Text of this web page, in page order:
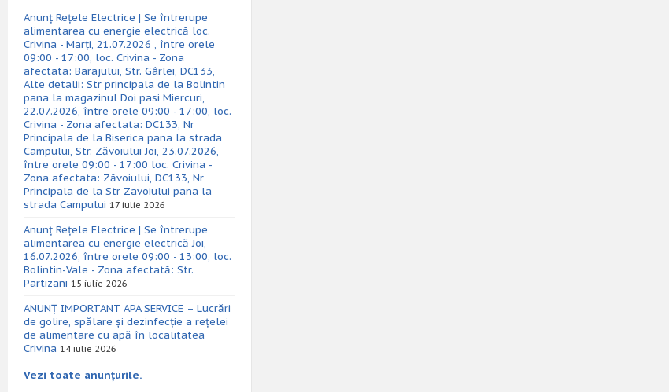
Anunț Rețele Electrice | Se întrerupe
alimentarea cu energie electrică loc.
Crivina - Marți, 21.07.2026 , între orele
09:00 - 17:00, loc. Crivina - Zona
afectata: Barajului, Str. Gârlei, DC133,
Alte detalii: Str principala de la Bolintin
pana la magazinul Doi pasi Miercuri,
22.07.2026, între orele 09:00 - 17:00, loc.
Crivina - Zona afectata: DC133, Nr
Principala de la Biserica pana la strada
Campului, Str. Zăvoiului Joi, 23.07.2026,
între orele 09:00 - 17:00 loc. Crivina -
Zona afectata: Zăvoiului, DC133, Nr
Principala de la Str Zavoiului pana la
strada Campului 17 iulie 2026
Anunț Rețele Electrice | Se întrerupe
alimentarea cu energie electrică Joi,
16.07.2026, între orele 09:00 - 13:00, loc.
Bolintin-Vale - Zona afectată: Str.
Partizani 15 iulie 2026
ANUNȚ IMPORTANT APA SERVICE – Lucrări
de golire, spălare și dezinfecție a rețelei
de alimentare cu apă în localitatea
Crivina 14 iulie 2026
Vezi toate anunțurile.